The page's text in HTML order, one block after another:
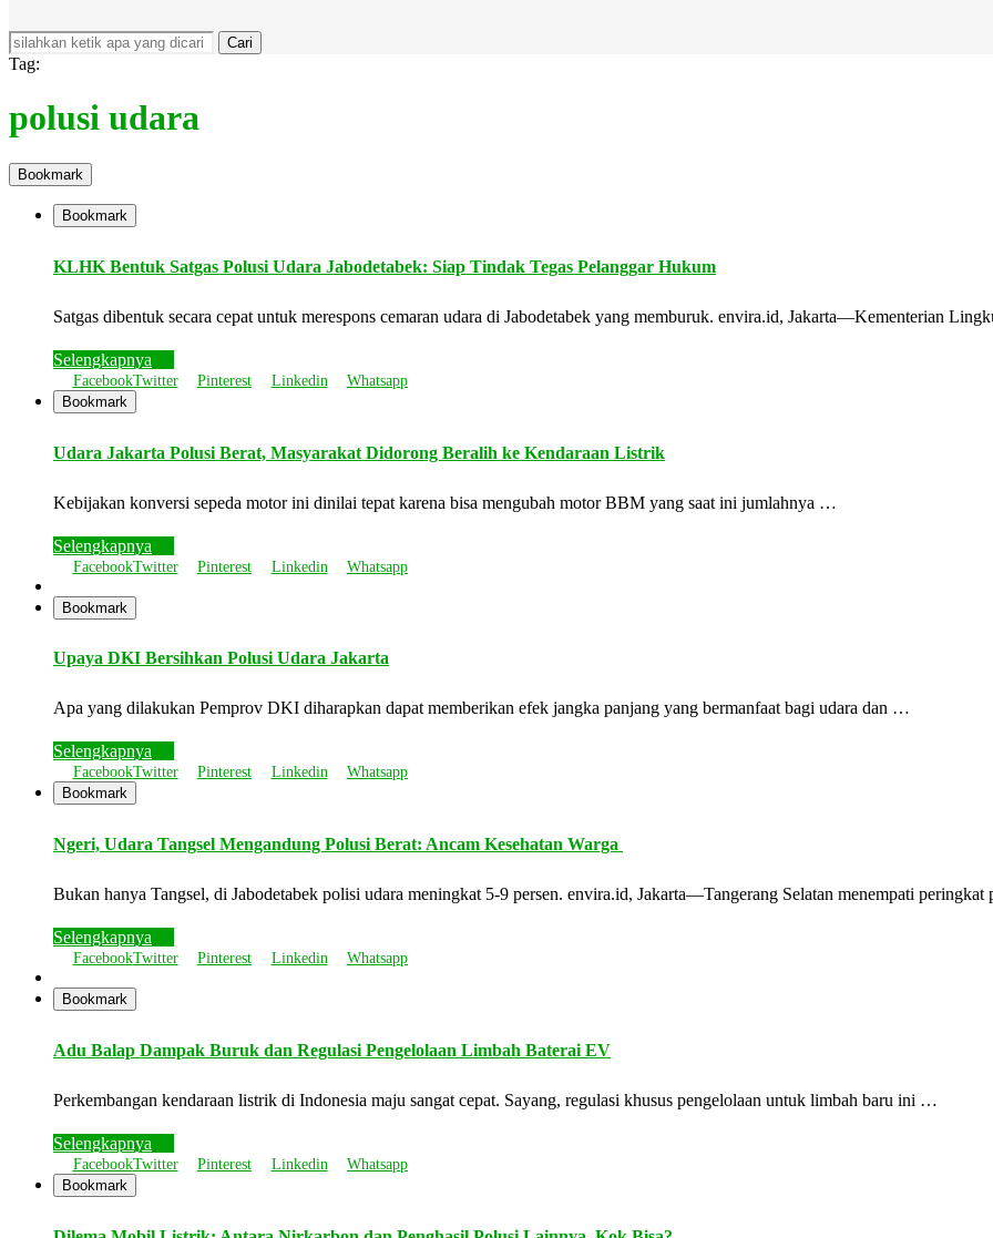
Cari
Tag:
polusi udara
Bookmark
Bookmark
KLHK Bentuk Satgas Polusi Udara Jabodetabek: Siap Tindak Tegas Pelanggar Hukum
Satgas dibentuk secara cepat untuk merespons cemaran udara di Jabodetabek yang memburuk. envira.id, Jakarta—Kementerian
Selengkapnya
FacebookTwitter Pinterest Linkedin
Whatsapp
Bookmark
Udara Jakarta Polusi Berat, Masyarakat Didorong Beralih ke Kendaraan Listrik
Kebijakan konversi sepeda motor ini dinilai tepat karena bisa mengubah motor BBM yang saat ini jumlahnya …
Selengkapnya
FacebookTwitter Pinterest Linkedin Whatsapp
Bookmark
Upaya DKI Bersihkan Polusi Udara Jakarta
Apa yang dilakukan Pemprov DKI diharapkan dapat memberikan efek jangka panjang yang bermanfaat bagi udara dan …
Selengkapnya
FacebookTwitter Pinterest Linkedin
Whatsapp
Bookmark
Ngeri, Udara Tangsel Mengandung Polusi Berat: Ancam Kesehatan Warga
Bukan hanya Tangsel, di Jabodetabek polisi udara meningkat 5-9 persen. envira.id, Jakarta—Tangerang Selatan menempati
Selengkapnya
FacebookTwitter Pinterest Linkedin Whatsapp
Bookmark
Adu Balap Dampak Buruk dan Regulasi Pengelolaan Limbah Baterai EV
Perkembangan kendaraan listrik di Indonesia maju sangat cepat. Sayang, regulasi khusus pengelolaan untuk limbah baru ini …
Selengkapnya
FacebookTwitter Pinterest Linkedin
Whatsapp
Bookmark